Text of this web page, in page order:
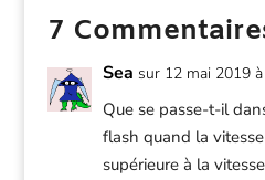
7
Sea sur 12 mai 2019
Que se passe-t-il
flash quand la
supérieure à la